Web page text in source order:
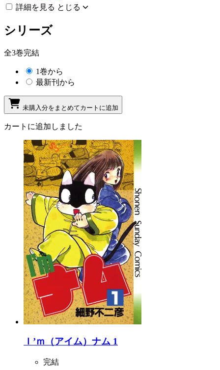
詳細を見る とじる
シリーズ
全3巻完結
1巻から
最新刊から
未購入分をまとめてカートに追加
カートに追加しました
Ｉ’ｍ（アイム）ナム 1
完結